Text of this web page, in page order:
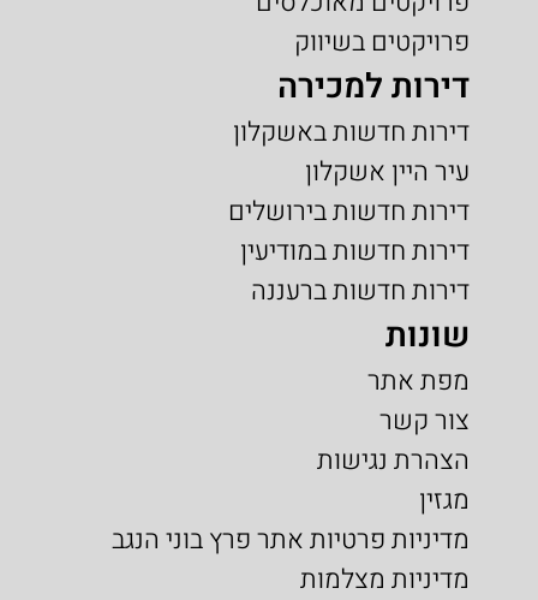
פרויקטים בשיווק
דירות למכירה
דירות חדשות באשקלון
עיר היין אשקלון
דירות חדשות בירושלים
דירות חדשות במודיעין
דירות חדשות ברעננה
שונות
מפת אתר
צור קשר
הצהרת נגישות
מגזין
מדיניות פרטיות אתר פרץ בוני הנגב
מדיניות מצלמות